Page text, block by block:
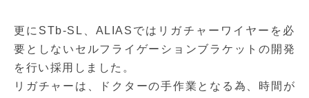
更にSTb-SL、ALIASではリガチャーワイヤーを必
要としないセルフライゲーションブラケットの開発
を行い採用しました。
リガチャーは、ドクターの手作業となる為、時間が